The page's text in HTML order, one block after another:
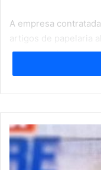
A empresa
artigos de papelaria
equipamentos e
empresa aparece no
declarações.
O prefeito da
surpreso com a
jurídico para tomar
F
A
B